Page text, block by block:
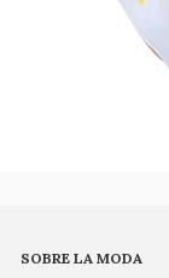
SOBRE LA MODA